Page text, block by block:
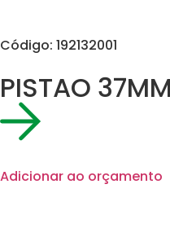
Código: 192132001
PISTAO
Adicionar ao orçamento